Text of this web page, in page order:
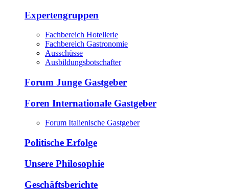
Expertengruppen
Fachbereich Hotellerie
Fachbereich Gastronomie
Ausschüsse
Ausbildungsbotschafter
Forum Junge Gastgeber
Foren Internationale Gastgeber
Forum Italienische Gastgeber
Politische Erfolge
Unsere Philosophie
Geschäftsberichte